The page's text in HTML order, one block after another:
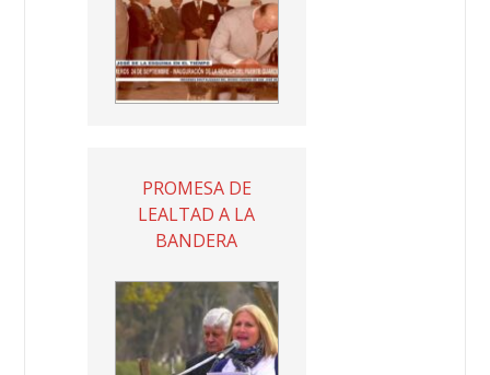
PROMESA DE
LEALTAD A LA
BANDERA